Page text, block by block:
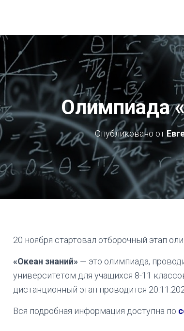
Олимпиада
Опубликовано от
20 ноября стартовал отборочный этап
«Океан знаний» — это олимпиада,
университетом для учащихся 8-11
дистанционный этап проводится
Вся подробная информация доступна по